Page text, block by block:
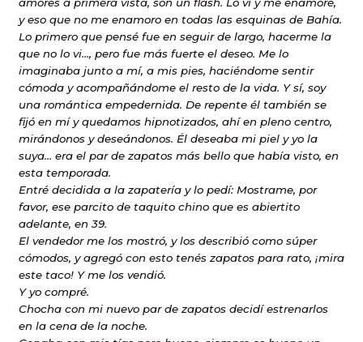
y eso que no me enamoro en todas las esquinas de Bahía.
Lo primero que pensé fue en seguir de largo, hacerme la
que no lo vi…, pero fue más fuerte el deseo. Me lo
imaginaba junto a mí, a mis pies, haciéndome sentir
cómoda y acompañándome el resto de la vida. Y sí, soy
una romántica empedernida. De repente él también se
fijó en mí y quedamos hipnotizados, ahí en pleno centro,
mirándonos y deseándonos. Él deseaba mi piel y yo la
suya… era el par de zapatos más bello que había visto, en
esta temporada.
Entré decidida a la zapatería y lo pedí: Mostrame, por
favor, ese parcito de taquito chino que es abiertito
adelante, en 39.
El vendedor me los mostró, y los describió como súper
cómodos, y agregó con esto tenés zapatos para rato, ¡mira
este taco! Y me los vendió.
Y yo compré.
Chocha con mi nuevo par de zapatos decidí estrenarlos
en la cena de la noche.